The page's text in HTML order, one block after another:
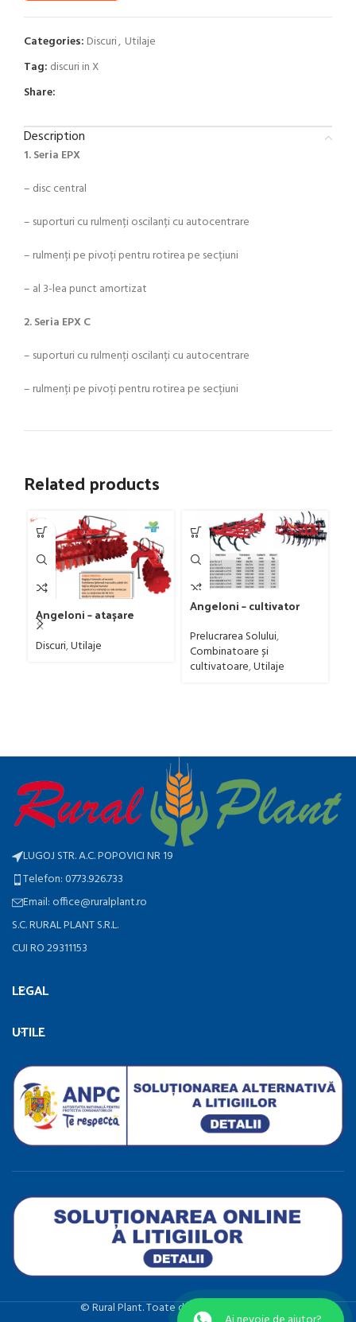
Categories: Discuri, Utilaje
Tag: discuri in X
Share:
Description
1. Seria EPX
– disc central
– suporturi cu rulmenți oscilanți cu autocentrare
– rulmenți pe pivoți pentru rotirea pe secțiuni
– al 3-lea punct amortizat
2. Seria EPX C
– suporturi cu rulmenți oscilanți cu autocentrare
– rulmenți pe pivoți pentru rotirea pe secțiuni
Related products
Angeloni – atașare
frontală
Discuri,Utilaje
Angeloni – cultivator
Prelucrarea Solului,
Combinatoare și
cultivatoare,Utilaje
LUGOJ STR. A.C. POPOVICI NR 19
Telefon: 0773.926.733
Email: office@ruralplant.ro
S.C. RURAL PLANT S.R.L.
CUI RO 29311153
LEGAL
UTILE
©️ Rural Plant. Toate drepturile rezervate.